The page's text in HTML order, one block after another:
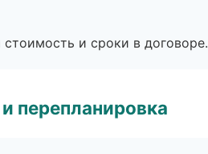
и сроки в договоре.
перепланировка